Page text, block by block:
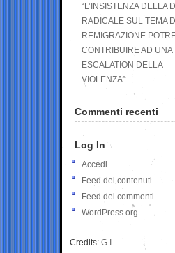
“L’INSISTENZA DELLA
RADICALE SUL TEMA
REMIGRAZIONE
CONTRIBUIRE AD UNA
ESCALATION DELLA
VIOLENZA”
Commenti recenti
Log In
Accedi
Feed dei contenuti
Feed dei commenti
WordPress.org
Credits: G.I